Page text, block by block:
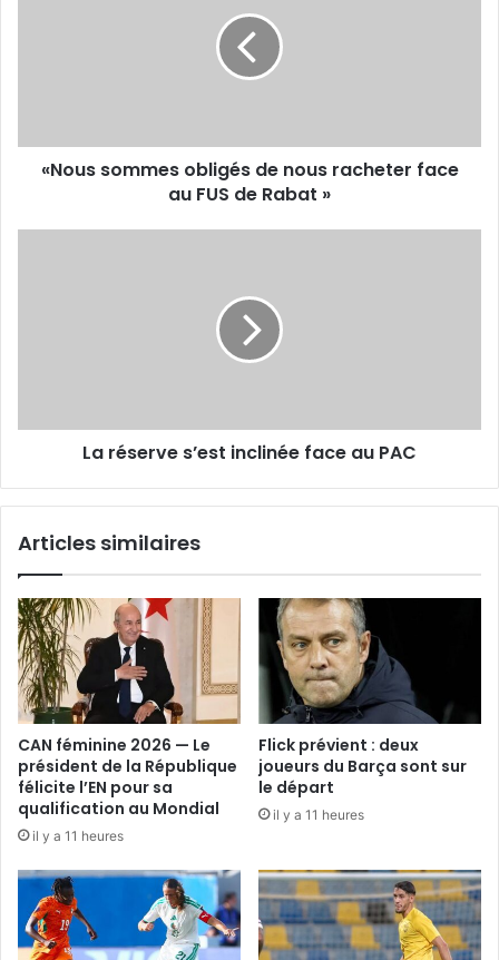
FUS
«Nous sommes obligés de nous racheter face
au FUS de Rabat »
La réserve s’est inclinée face au PAC
Articles similaires
CAN féminine 2026 — Le
président de la République
félicite l’EN pour sa
qualification au Mondial
il y a 11 heures
Flick prévient : deux
joueurs du Barça sont sur
le départ
il y a 11 heures